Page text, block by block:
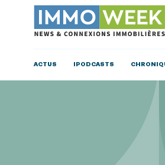
ACTUS IPODCASTS